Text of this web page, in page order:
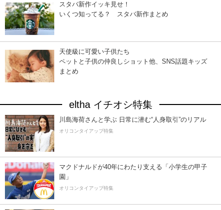
スタバ新作イッキ見せ！
いくつ知ってる？ スタバ新作まとめ
天使級に可愛い子供たち
ペットと子供の仲良しショット他、SNS話題キッズ
まとめ
eltha イチオシ特集
川島海荷さんと学ぶ 日常に潜む“人身取引”のリアル
オリコンタイアップ特集
マクドナルドが40年にわたり支える「小学生の甲子
園」
オリコンタイアップ特集